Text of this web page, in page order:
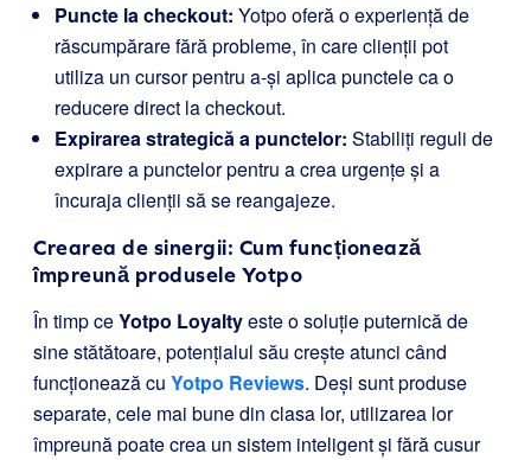
Puncte la checkout: Yotpo oferă o experiență de
răscumpărare fără probleme, în care clienții pot
utiliza un cursor pentru a-și aplica punctele ca o
reducere direct la checkout.
Expirarea strategică a punctelor: Stabiliți reguli de
expirare a punctelor pentru a crea urgențe și a
încuraja clienții să se reangajeze.
Crearea de sinergii: Cum funcționează
împreună produsele Yotpo
În timp ceYotpo Loyaltyeste o soluție puternică de
sine stătătoare, potențialul său crește atunci când
funcționează cu Yotpo Reviews. Deși sunt produse
separate, cele mai bune din clasa lor, utilizarea lor
împreună poate crea un sistem inteligent și fără cusur